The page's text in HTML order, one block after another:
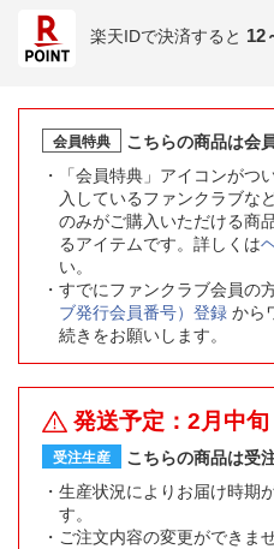
楽天IDで決済すると 12
会員特典
こちらの商品は会
「会員特典」アイコンがつ
入しているファンクラブな
のみがご購入いただける商
るアイテムです。詳しくは
い。
すでにファンクラブ会員の方
ブ発行会員番号）登録 から
続きをお願いします。
発送予定：2月中旬
受注生産
こちらの商品は受
生産状況によりお届け時期
す。
ご注文内容の変更ができま